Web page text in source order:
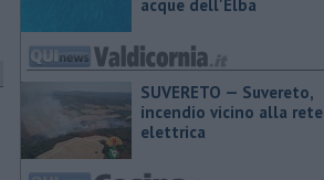
acque dell'Elba
SUVERETO — Suvereto,
incendio vicino alla rete
elettrica